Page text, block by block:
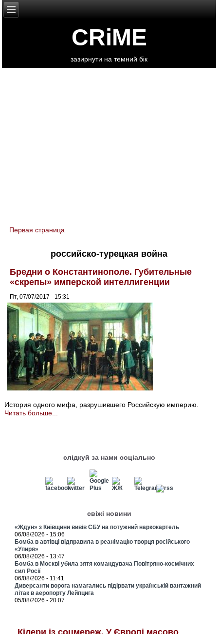
CRiME
зазирнути на темний бік
You are here
Первая страница
российско-турецкая война
Бредни о Константинополе. Губительные
«скрепы» имперской интеллигенции
Пт, 07/07/2017 - 15:31
История одного мифа, разрушившего Российскую империю.
Читать больше...
слідкуй за нами соціально
свіжі новини
«Ждун» з Київщини вивів СБУ на потужний наркокартель
06/08/2026 - 15:06
Бомба в автівці відправила в реанімацію творця російського
«Упиря»
06/08/2026 - 13:47
Бомба в Москві убила зятя командувача Повітряно-космічних
сил Росії
06/08/2026 - 11:41
Диверсанти ворога намагались підірвати українській вантажний
літак в аеропорту Лейпцига
05/08/2026 - 20:07